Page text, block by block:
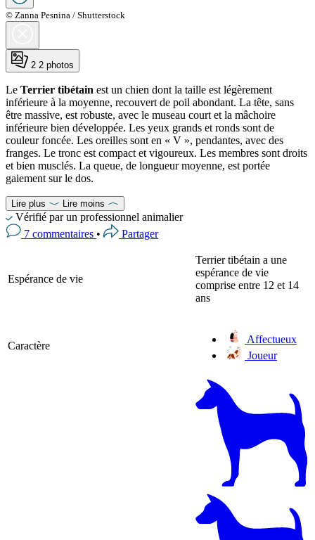
© Zanna Pesnina / Shutterstock
2 2 photos
Le Terrier tibétain est un chien dont la taille est légèrement
inférieure à la moyenne, recouvert de poil abondant. La tête, sans
être massive, est robuste, avec le museau court et la mâchoire
inférieure bien développée. Les yeux grands et ronds sont de
couleur foncée. Les oreilles sont en « V », pendantes, avec des
franges. Le tronc est compact et vigoureux. Les membres sont droits
et bien musclés. La queue, de longueur moyenne, est portée
gaiement sur le dos.
Lire plus Lire moins
Vérifié par un professionnel animalier
7 commentaires • Partager
Espérance de vie
Terrier tibétain a une
espérance de vie
comprise entre 12 et 14
ans
Caractère
Affectueux
Joueur